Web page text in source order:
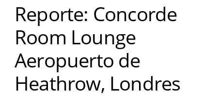
Reporte: Concorde
Room Lounge
Aeropuerto de
Heathrow, Londres